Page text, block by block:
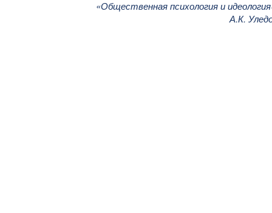
«Общественная психология и
А.К.